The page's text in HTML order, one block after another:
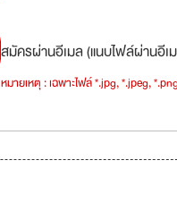
สมัครผ่านอีเมล (แนบไฟล์ผ่านอีเ
หมายเหตุ : เฉพาะไฟล์ *.jpg, *.jpeg,